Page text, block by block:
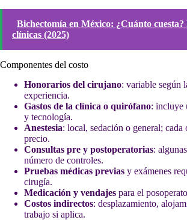
Bichectomía en México: ¿Cuánto cuesta?
clínicas (2025)
Componentes del costo
Honorarios del cirujano: variable según
experiencia.
Gastos de la clínica o quirófano: incluye
y tecnología.
Anestesia: local, sedación o general;
precio.
Consultas pre y postoperatorias:
número de controles.
Pruebas médicas previas y exámenes
cirugía.
Medicación y vendajes para el
Costos indirectos: desplazamiento,
trabajo si aplica.